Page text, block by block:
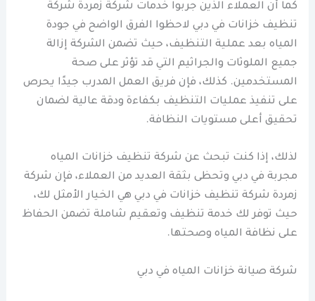
كما أن العملاء الذين جربوا خدمات شركة زمردة شركة
تنظيف خزانات في دبي لاحظوا الفرق الواضح في جودة
المياه بعد عملية التنظيف، حيث تضمن الشركة إزالة
جميع الملوثات والجراثيم التي قد تؤثر على صحة
المستخدمين. كذلك، فإن فريق العمل المدرب جيدًا يحرص
على تنفيذ عمليات التنظيف بكفاءة ودقة عالية لضمان
تحقيق أعلى مستويات النظافة.
لذلك، إذا كنت تبحث عن شركة تنظيف خزانات المياه
مجربة في دبي وتحظى بثقة العديد من العملاء، فإن شركة
زمردة شركة تنظيف خزانات في دبي هي الخيار الأمثل لك،
حيث توفر لك خدمة تنظيف وتعقيم شاملة تضمن الحفاظ
على نظافة المياه وصحتها.
شركة صيانة خزانات المياه في دبي